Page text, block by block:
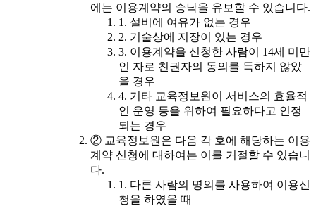
에는 이용계약의 승낙을 유보할 수 있습니다.
1. 설비에 여유가 없는 경우
2. 기술상에 지장이 있는 경우
3. 이용계약을 신청한 사람이 14세 미만
인 자로 친권자의 동의를 득하지 않았
을 경우
4. 기타 교육정보원이 서비스의 효율적
인 운영 등을 위하여 필요하다고 인정
되는 경우
② 교육정보원은 다음 각 호에 해당하는 이용
계약 신청에 대하여는 이를 거절할 수 있습니
다.
1. 다른 사람의 명의를 사용하여 이용신
청을 하였을 때